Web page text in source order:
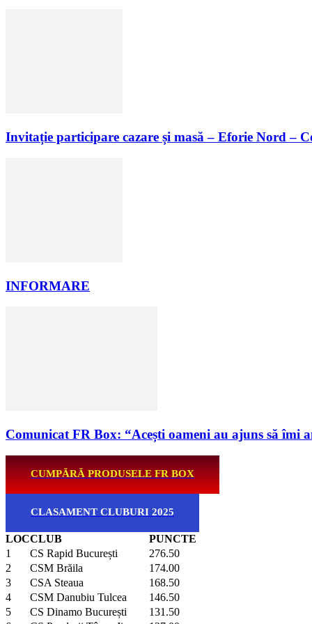
Invitație participare cazare și masă – Eforie Nord –
INFORMARE
Comunicat FR Box: “Acești oameni au ajuns să îmi
CUMPĂRĂ PRODUSELE FR BOX
CLASAMENT CLUBURI 2025
LOCCLUB
PUNCTE
1
CS Rapid București
276.50
2
CSM Brăila
174.00
3
CSA Steaua
168.50
4
CSM Danubiu Tulcea
146.50
5
CS Dinamo București
131.50